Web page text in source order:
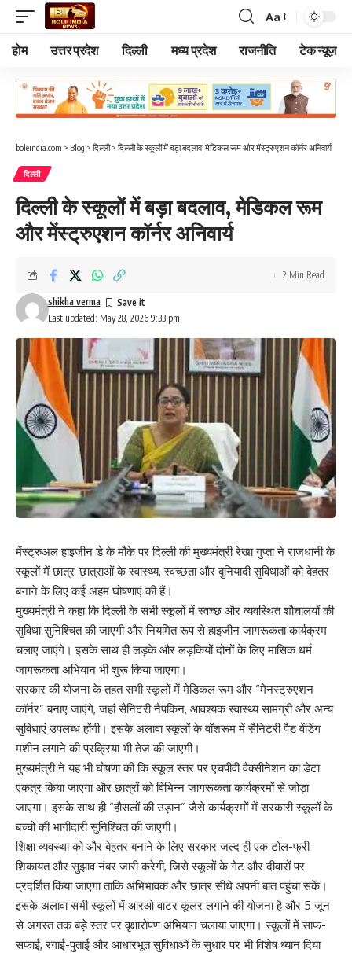
Font
Resizer
Aa
होम उत्तर प्रदेश दिल्ली मध्य प्रदेश राजनीति टेक न्यूज़
boleindia.com > Blog > दिल्ली> दिल्ली के स्कूलों में बड़ा बदलाव, मेडिकल रूम और मेंस्ट्रुएशन कॉर्नर अनिवार्य
दिल्ली
दिल्ली के स्कूलों में बड़ा बदलाव, मेडिकल रूम
और मेंस्ट्रुएशन कॉर्नर अनिवार्य
Last updated: May 28, 2026 9:33 pm
shikha verma
2 Min Read
मेंस्ट्रुअल हाइजीन डे के मौके पर दिल्ली की मुख्यमंत्री रेखा गुप्ता ने राजधानी के
स्कूलों में छात्र-छात्राओं के स्वास्थ्य, स्वच्छता और बुनियादी सुविधाओं को बेहतर
बनाने के लिए कई अहम घोषणाएं की हैं।
मुख्यमंत्री ने कहा कि दिल्ली के सभी स्कूलों में स्वच्छ और व्यवस्थित शौचालयों की
सुविधा सुनिश्चित की जाएगी और नियमित रूप से हाइजीन जागरूकता कार्यक्रम
चलाए जाएंगे। इसके साथ ही लड़के और लड़कियों दोनों के लिए मासिक धर्म
जागरूकता अभियान भी शुरू किया जाएगा।
सरकार की योजना के तहत सभी स्कूलों में मेडिकल रूम और “मेनस्ट्रुएशन
कॉर्नर” बनाए जाएंगे, जहां सैनिटरी नैपकिन, आवश्यक स्वास्थ्य सामग्री और अन्य
सुविधाएं उपलब्ध होंगी। इसके अलावा स्कूलों के वॉशरूम में सैनिटरी पैड वेंडिंग
मशीन लगाने की प्रक्रिया भी तेज की जाएगी।
मुख्यमंत्री ने यह भी घोषणा की कि स्कूल स्तर पर एचपीवी वैक्सीनेशन का डेटा
एकत्र किया जाएगा और छात्रों को विभिन्न जागरूकता कार्यक्रमों से जोड़ा
जाएगा। इसके साथ ही “हौसलों की उड़ान” जैसे कार्यक्रमों में सरकारी स्कूलों के
बच्चों की भागीदारी सुनिश्चित की जाएगी।
शिक्षा व्यवस्था को और बेहतर बनाने के लिए सरकार जल्द ही एक टोल-फ्री
शिकायत और सुझाव नंबर जारी करेगी, जिसे स्कूलों के गेट और दीवारों पर
प्रदर्शित किया जाएगा ताकि अभिभावक और छात्र सीधे अपनी बात पहुंचा सकें।
इसके अलावा सभी स्कूलों में आरओ वाटर कूलर लगाने की योजना है और 5 जून
से अगस्त तक बड़े स्तर पर वृक्षारोपण अभियान चलाया जाएगा। स्कूलों में साफ-
सफाई, रंगाई-पुताई और आधारभूत सुविधाओं के सुधार पर भी विशेष ध्यान दिया